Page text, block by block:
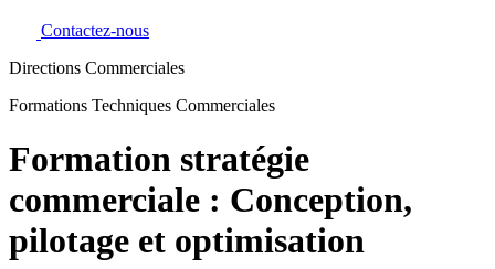
Contactez-nous
Directions Commerciales
Formations Techniques Commerciales
Formation stratégie
commerciale : Conception,
pilotage et optimisation